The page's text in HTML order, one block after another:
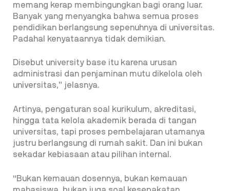
memang kerap membingungkan bagi orang luar.
Banyak yang menyangka bahwa semua proses
pendidikan berlangsung sepenuhnya di universitas.
Padahal kenyataannya tidak demikian.
Disebut university base itu karena urusan
administrasi dan penjaminan mutu dikelola oleh
universitas,” jelasnya.
Artinya, pengaturan soal kurikulum, akreditasi,
hingga tata kelola akademik berada di tangan
universitas, tapi proses pembelajaran utamanya
justru berlangsung di rumah sakit. Dan ini bukan
sekadar kebiasaan atau pilihan internal.
“Bukan kemauan dosennya, bukan kemauan